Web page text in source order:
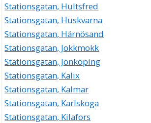
Stationsgatan, Hultsfred
Stationsgatan, Huskvarna
Stationsgatan, Härnösand
Stationsgatan, Jokkmokk
Stationsgatan, Jönköping
Stationsgatan, Kalix
Stationsgatan, Kalmar
Stationsgatan, Karlskoga
Stationsgatan, Kilafors